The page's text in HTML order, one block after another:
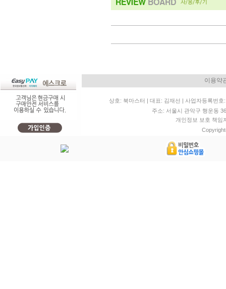
이용약
상호: 북마스터 | 대표: 김재선 | 사업자등록번
주소: 서울시 관악구 행운
개인정보 보호 책임